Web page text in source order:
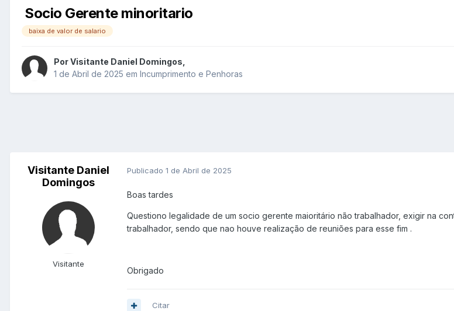
Socio Gerente minoritario
baixa de valor de salario
PorVisitante Daniel Domingos
1 de Abril de 2025 em Incumprimento e Penhoras
Visitante Daniel
Domingos
Visitante
Publicado 1 de Abril de 2025
Boas tardes
Questiono legalidade de um socio gerente maioritário não trabalhador, exigir na
trabalhador, sendo que nao houve realização de reuniões para esse fim .
Obrigado
Citar